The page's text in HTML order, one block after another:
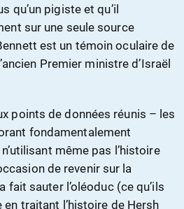
qu’un pigiste et qu’il
sur une seule source
est un témoin oculaire de
Premier ministre d’Israël
points de données réunis – les
fondamentalement
même pas l’histoire
de revenir sur la
fait sauter l’oléoduc (ce qu’ils
traitant l’histoire de Hersh